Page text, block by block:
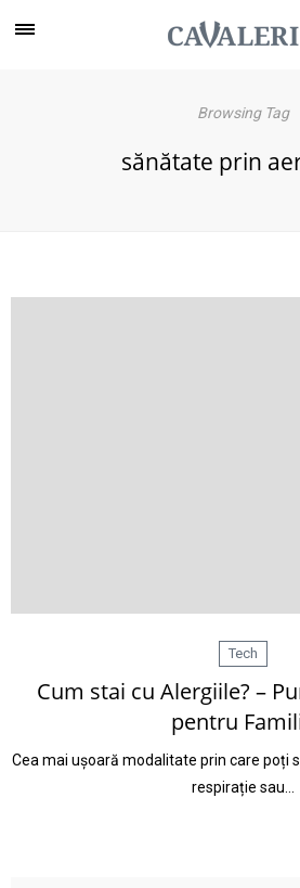
Browsing Tag
sănătate prin
Tech
Cum stai cu Alergiile? –
pentru
Cea mai ușoară modalitate prin care poți
respirație sau…